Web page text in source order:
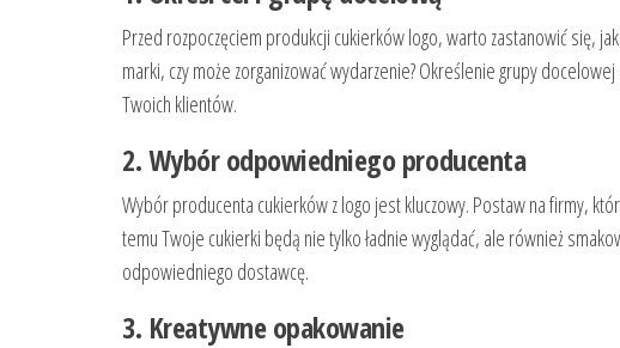
Przed rozpoczęciem produkcji cukierków logo, warto zastanowić się,
marki, czy może zorganizować wydarzenie? Określenie grupy
Twoich klientów.
2. Wybór odpowiedniego producenta
Wybór producenta cukierków z logo jest kluczowy. Postaw na firmy,
temu Twoje cukierki będą nie tylko ładnie wyglądać, ale również
odpowiedniego dostawcę.
3. Kreatywne opakowanie